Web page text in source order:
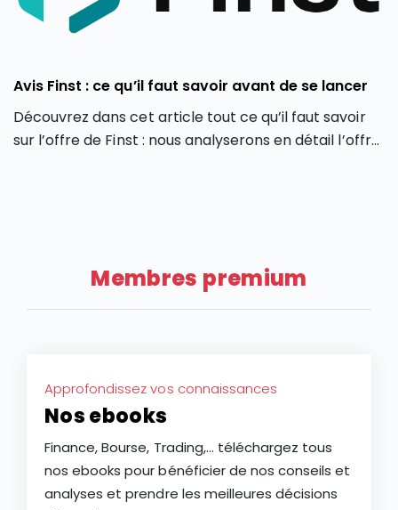
Avis Finst : ce qu’il faut savoir avant de se lancer
Découvrez dans cet article tout ce qu’il faut savoir
sur l’offre de Finst : nous analyserons en détail l’offre
Membres premium
Approfondissez vos connaissances
Nos ebooks
Finance, Bourse, Trading,... téléchargez tous
nos ebooks pour bénéficier de nos conseils et
analyses et prendre les meilleures décisions